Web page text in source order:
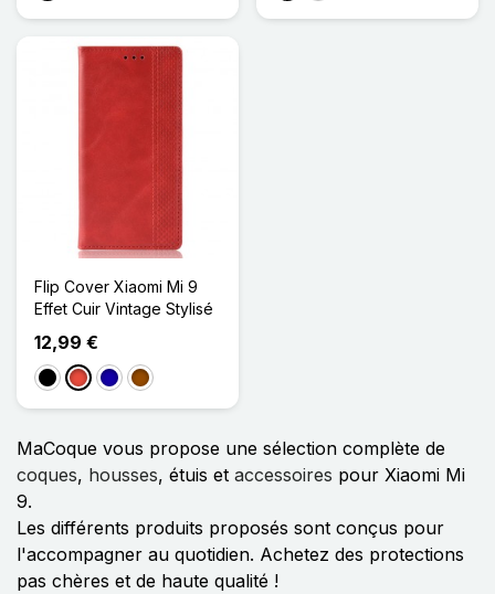
Flip Cover Xiaomi Mi 9
Effet Cuir Vintage Stylisé
12,99 €
NoirRougeBleu Foncé
Marron
MaCoque vous propose une sélection complète de
coques, housses, étuis et accessoires pour Xiaomi Mi
9.
Les différents produits proposés sont conçus pour
l'accompagner au quotidien. Achetez des protections
pas chères et de haute qualité !